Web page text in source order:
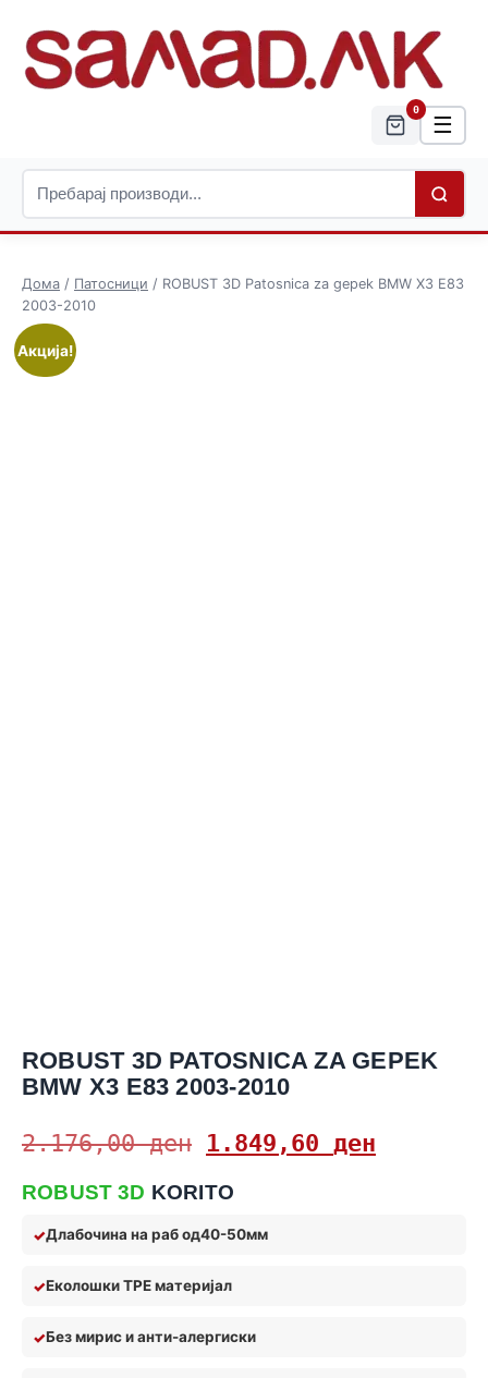
0
☰
Дома / Патосници / ROBUST 3D Patosnica za gepek BMW X3 E83
2003-2010
Акција!
ROBUST 3D PATOSNICA ZA GEPEK
BMW X3 E83 2003-2010
2.176,00ден 1.849,60 ден
ROBUST 3D KORITO
Длабочина на раб од40-50мм
Еколошки TPE материјал
Без мирис и анти-алергиски